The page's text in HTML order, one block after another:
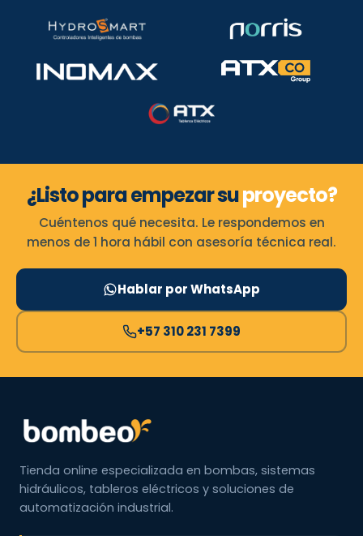
¿Listo para empezar suproyecto?
Cuéntenos qué necesita. Le respondemos en
menos de 1 hora hábil con asesoría técnica real.
Hablar por WhatsApp
+57 310 231 7399
Tienda online especializada en bombas, sistemas
hidráulicos, tableros eléctricos y soluciones de
automatización industrial.